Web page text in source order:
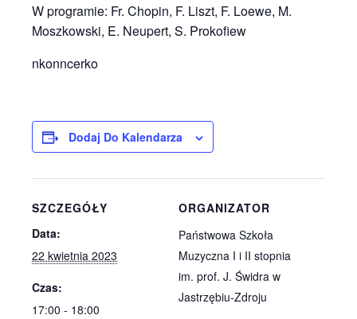
W programie: Fr. Chopin, F. Liszt, F. Loewe, M.
Moszkowski, E. Neupert, S. Prokofiew
nkonncerko
Dodaj Do Kalendarza
SZCZEGÓŁY
Data:
22 kwietnia 2023
Czas:
17:00 - 18:00
ORGANIZATOR
Państwowa Szkoła
Muzyczna I i II stopnia
im. prof. J. Świdra w
Jastrzębiu-Zdroju